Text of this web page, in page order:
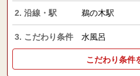
2. 沿線・駅 鵜の木駅
3. こだわり条件 水風呂
こだわり条件